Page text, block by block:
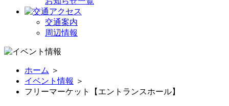
交通案内
周辺情報
ホーム ＞
イベント情報 ＞
フリーマーケット【エントランスホール】